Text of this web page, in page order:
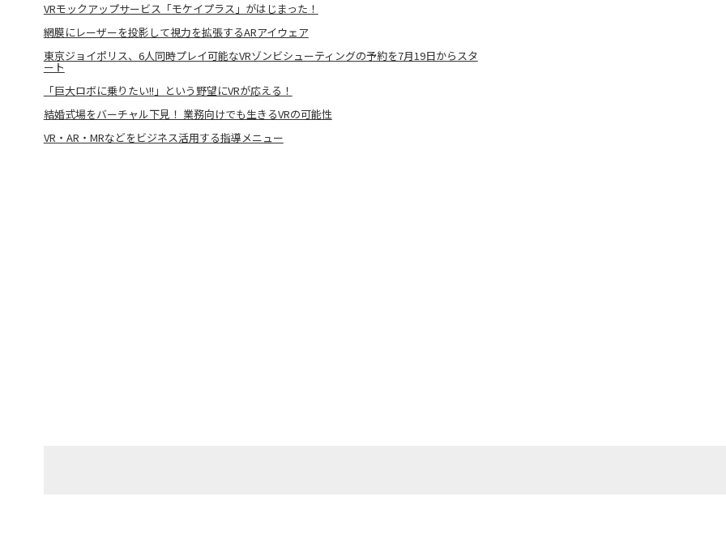
VRモックアップサービス「モケイプラス」がはじまった！
網膜にレーザーを投影して視力を拡張するARアイウェア
東京ジョイポリス、6人同時プレイ可能なVRゾンビシューティングの予約を7月19日からスタ
ート
「巨大ロボに乗りたい!!」という野望にVRが応える！
結婚式場をバーチャル下見！ 業務向けでも生きるVRの可能性
VR・AR・MRなどをビジネス活用する指導メニュー